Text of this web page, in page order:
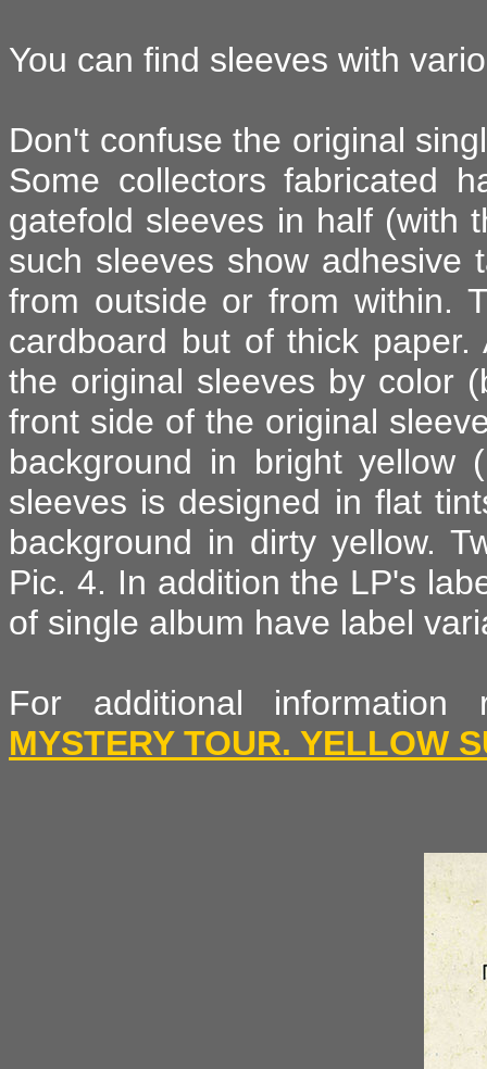
You can find sleeves with
Don't confuse the original
Some collectors fabricated
gatefold sleeves in half (with
such sleeves show adhesive
from outside or from within.
cardboard but of thick
the original sleeves by color
front side of the original
background in bright yellow
sleeves is designed in flat
background in dirty yellow.
Pic. 4. In addition the LP's
of single album have label
For additional
MYSTERY TOUR. YELLOW